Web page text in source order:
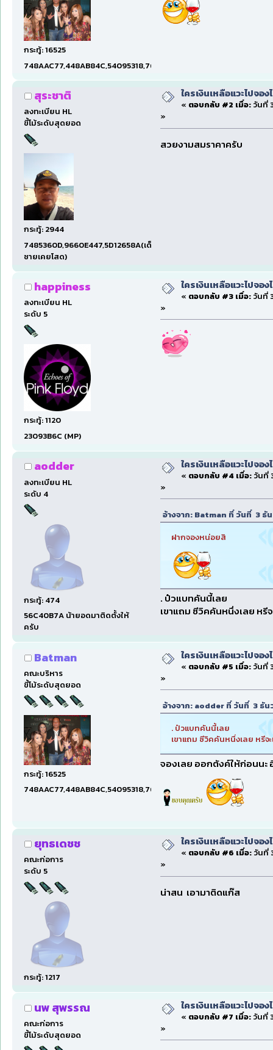
กระทู้: 16525
748AAC77,448AB84C,54095318,7660DAE5,97606B15,47C5E
สุระชาติ
ลงทะเบียน HL
ขี้โม้ระดับสุดยอด
กระทู้: 2944
7485360D,9660E447,5D12658A(เด็ก
ชายเคยโสด)
ใครเงินเหลือแวะไปจอ
« ตอบกลับ #2 เมื่อ:วันที่
»
สวยงามสมราคาครับ
happiness
ลงทะเบียน HL
ระดับ 5
กระทู้: 1120
23093B6C (MP)
ใครเงินเหลือแวะไปจอ
« ตอบกลับ #3 เมื่อ:วันที่
»
aodder
ลงทะเบียน HL
ระดับ 4
กระทู้: 474
56C40B7A น้ายอดมาติดตั้งให้
ครับ
ใครเงินเหลือแวะไปจอ
« ตอบกลับ #4 เมื่อ:วันที่
»
อ้างจาก: Batman ที่ วันที่ 3 ธั
ฝากจองหน่อยสิ
. ป๋วแบทคันนี้เลย
เขาแถม ซีวิคคันหนึ่งเลย หรี
Batman
คณะบริหาร
ขี้โม้ระดับสุดยอด
กระทู้: 16525
748AAC77,448AB84C,54095318,7660DAE5,97606B15,47C5E
ใครเงินเหลือแวะไปจอ
« ตอบกลับ #5 เมื่อ:วันที่
»
อ้างจาก: aodder ที่ วันที่ 3 ธัน
. ป๋วแบทคันนี้เลย
เขาแถม ซีวิคคันหนึ่งเลย หรีจ
จองเลย ออกตังค์ให้ก่อนนะ
ยุทธเดชช
คณะก่อการ
ระดับ 5
กระทู้: 1217
ใครเงินเหลือแวะไปจอ
« ตอบกลับ #6 เมื่อ:วันที่
»
น่าสน เอามาติดแก๊ส
นพ สุพรรณ
คณะก่อการ
ขี้โม้ระดับสุดยอด
ใครเงินเหลือแวะไปจอ
« ตอบกลับ #7 เมื่อ:วันที่
»